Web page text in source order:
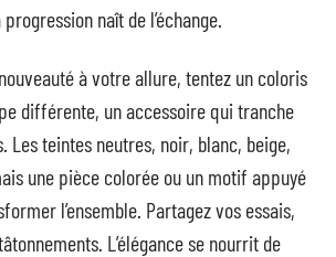
naît de l’échange.
à votre allure, tentez un coloris
différente, un accessoire qui tranche
Les teintes neutres, noir, blanc, beige,
une pièce colorée ou un motif appuyé
l’ensemble. Partagez vos essais,
L’élégance se nourrit de